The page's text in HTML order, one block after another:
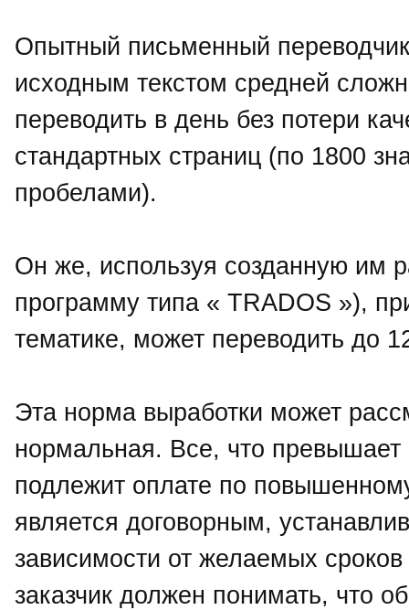
Опытный письменный
исходным текстом средней
переводить в день без потери
стандартных страниц (по 1800
пробелами).
Он же, используя созданную им
программу типа « TRADOS »),
тематике, может переводить до
Эта норма выработки может
нормальная. Все, что превышает
подлежит оплате по
является договорным,
зависимости от желаемых
заказчик должен понимать, что